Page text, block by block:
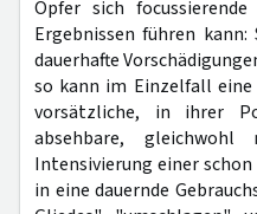
Opfer sich
Ergebnissen führen
dauerhafte
so kann im Einzelfall eine
vorsätzliche, in ihrer
absehbare, gleichwohl
Intensivierung einer
in eine dauernde